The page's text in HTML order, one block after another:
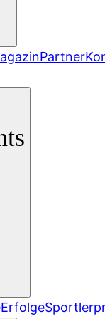
Partner
Erfolge